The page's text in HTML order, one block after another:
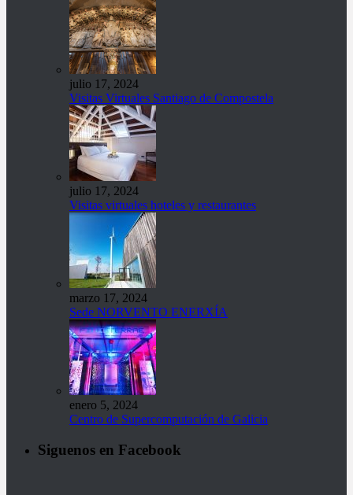
julio 17, 2024
Visitas Virtuales Santiago de Compostela
julio 17, 2024
Visitas virtuales hoteles y restaurantes
marzo 17, 2024
Sede NORVENTO ENERXÍA
enero 5, 2024
Centro de Supercomputación de Galicia
Siguenos en Facebook